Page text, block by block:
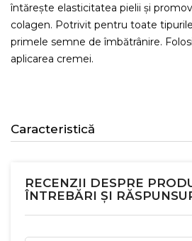
întărește elasticitatea pielii și
colagen. Potrivit pentru toate
primele semne de îmbătrânire.
aplicarea cremei.
Caracteristică
RECENZII DESPRE
ÎNTREBĂRI ȘI